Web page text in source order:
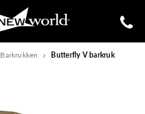
Barkrukken Butterfly V barkruk